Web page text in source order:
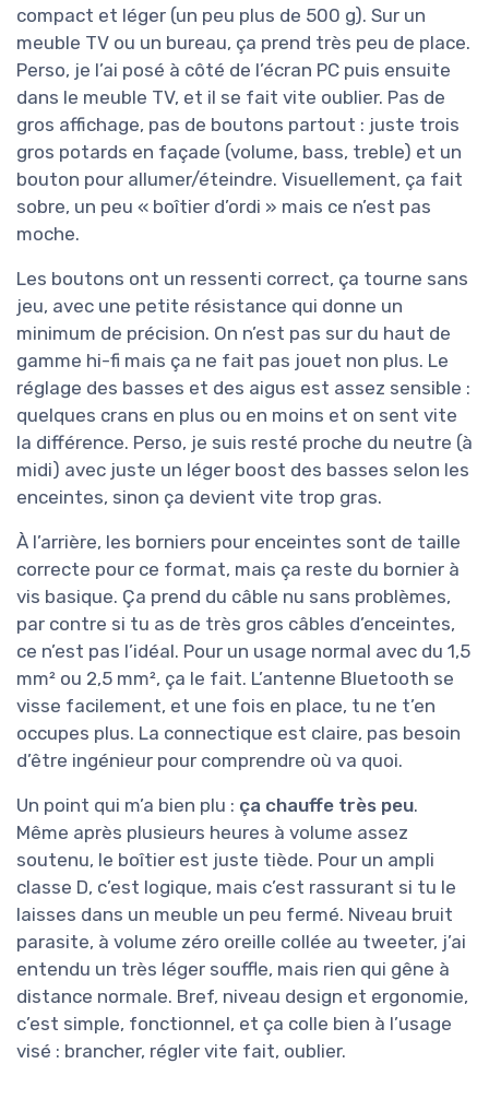
compact et léger (un peu plus de 500 g). Sur un
meuble TV ou un bureau, ça prend très peu de place.
Perso, je l’ai posé à côté de l’écran PC puis ensuite
dans le meuble TV, et il se fait vite oublier. Pas de
gros affichage, pas de boutons partout : juste trois
gros potards en façade (volume, bass, treble) et un
bouton pour allumer/éteindre. Visuellement, ça fait
sobre, un peu « boîtier d’ordi » mais ce n’est pas
moche.
Les boutons ont un ressenti correct, ça tourne sans
jeu, avec une petite résistance qui donne un
minimum de précision. On n’est pas sur du haut de
gamme hi-fi mais ça ne fait pas jouet non plus. Le
réglage des basses et des aigus est assez sensible :
quelques crans en plus ou en moins et on sent vite
la différence. Perso, je suis resté proche du neutre (à
midi) avec juste un léger boost des basses selon les
enceintes, sinon ça devient vite trop gras.
À l’arrière, les borniers pour enceintes sont de taille
correcte pour ce format, mais ça reste du bornier à
vis basique. Ça prend du câble nu sans problèmes,
par contre si tu as de très gros câbles d’enceintes,
ce n’est pas l’idéal. Pour un usage normal avec du 1,5
mm² ou 2,5 mm², ça le fait. L’antenne Bluetooth se
visse facilement, et une fois en place, tu ne t’en
occupes plus. La connectique est claire, pas besoin
d’être ingénieur pour comprendre où va quoi.
Un point qui m’a bien plu : ça chauffe très peu.
Même après plusieurs heures à volume assez
soutenu, le boîtier est juste tiède. Pour un ampli
classe D, c’est logique, mais c’est rassurant si tu le
laisses dans un meuble un peu fermé. Niveau bruit
parasite, à volume zéro oreille collée au tweeter, j’ai
entendu un très léger souffle, mais rien qui gêne à
distance normale. Bref, niveau design et ergonomie,
c’est simple, fonctionnel, et ça colle bien à l’usage
visé : brancher, régler vite fait, oublier.